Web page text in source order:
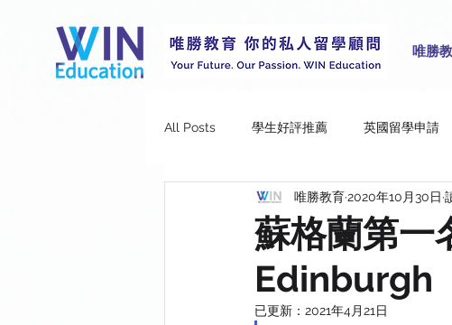
唯勝
All Posts 學生好評推薦 英國留學申請
Durham University Imperial College
University College London University
蘇格蘭第一
Edinburgh
唯勝教育2020年10月30日
已更新： 2021年4月21日